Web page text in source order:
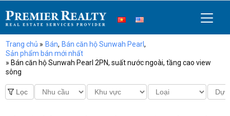
Trang chủ » Bán, Bán căn hộ Sunwah Pearl,
Sản phẩm bán mới nhất
» Bán căn hộ Sunwah Pearl 2PN, suất nước ngoài, tầng cao view
sông